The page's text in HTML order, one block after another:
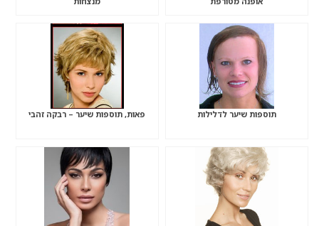
תוספות שיער לדלילות פאות, תוספות שיער – רבקה זהבי